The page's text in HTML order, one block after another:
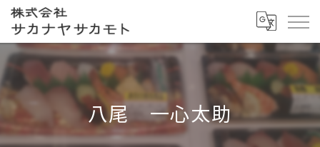
八尾 一心太助